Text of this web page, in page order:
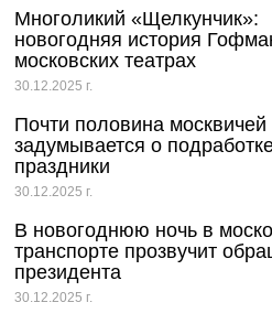
Многоликий «Щелкунчик»:
новогодняя история
московских театрах
30.12.2025 г.
Почти половина москвичей
задумывается о
праздники
30.12.2025 г.
В новогоднюю ночь в
транспорте прозвучит
президента
30.12.2025 г.